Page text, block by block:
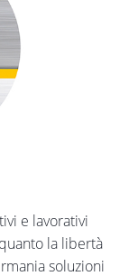
e lavorativi
la libertà
soluzioni